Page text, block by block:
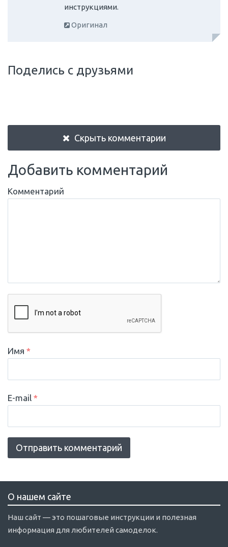
инструкциями.
Оригинал
Поделись с друзьями
Скрыть комментарии
Добавить комментарий
Комментарий
Имя *
E-mail *
О нашем сайте
Наш сайт — это пошаговые инструкции и полезная
информация для любителей самоделок.